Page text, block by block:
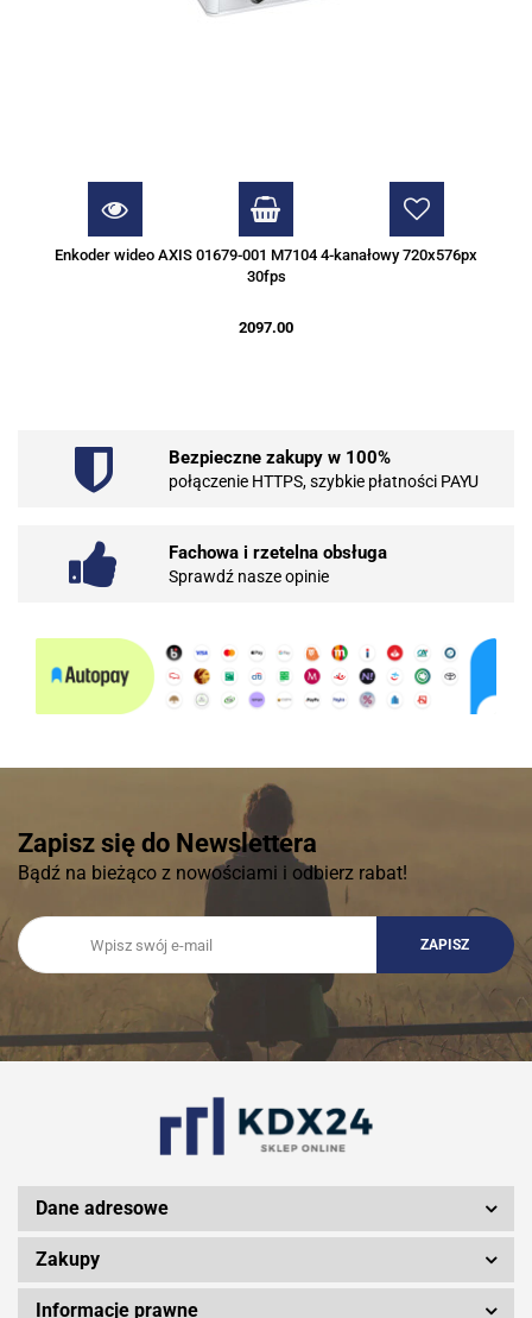
Enkoder wideo AXIS 01679-001 M7104 4-kanałowy 720x576px
30fps
2097.00
Bezpieczne zakupy w 100%
połączenie HTTPS, szybkie płatności PAYU
Fachowa i rzetelna obsługa
Sprawdź nasze opinie
Zapisz się do Newslettera
Bądź na bieżąco z nowościami i odbierz rabat!
Dane adresowe
Zakupy
Informacje prawne